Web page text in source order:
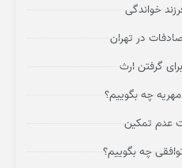
خواندگی
در تهران
گرفتن ارث
چه بگوییم؟
عدم تمکین
چه بگوییم؟